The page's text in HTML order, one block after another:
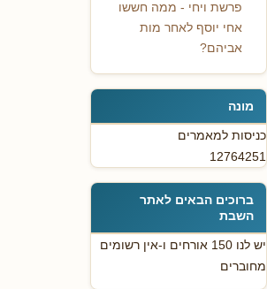
פרשת ויחי - ממה חששו
אחי יוסף לאחר מות
אביהם?
מונה
כניסות למאמרים
12764251
ברוכים הבאים לאתר
השבת
יש לנו 150 אורחים ו-אין רשומים
מחוברים